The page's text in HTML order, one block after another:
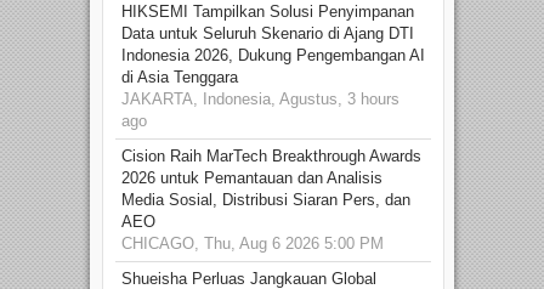
HIKSEMI Tampilkan Solusi Penyimpanan
Data untuk Seluruh Skenario di Ajang DTI
Indonesia 2026, Dukung Pengembangan AI
di Asia Tenggara
JAKARTA, Indonesia, Agustus, 3 hours
ago
Cision Raih MarTech Breakthrough Awards
2026 untuk Pemantauan dan Analisis
Media Sosial, Distribusi Siaran Pers, dan
AEO
CHICAGO, Thu, Aug 6 2026 5:00 PM
Shueisha Perluas Jangkauan Global